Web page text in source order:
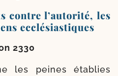
contre l’autorité, les
ecclésiastiques
2330
les peines éta­blies